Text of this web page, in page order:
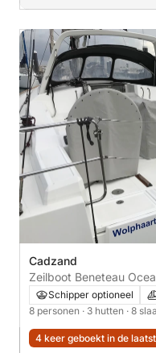
Cadzand
Zeilboot Beneteau
Schipper optioneel
8 personen · 3 hutten · 8
4 keer geboekt in de